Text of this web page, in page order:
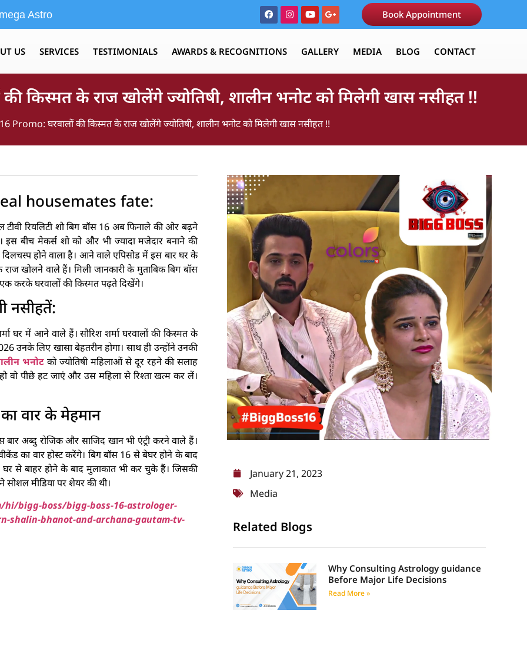
Astro Book Appointment
US SERVICES TESTIMONIALS AWARDS & RECOGNITIONS GALLERY MEDIA BLOG CONTACT
किस्मत के राज खोलेंगे ज्योतिषी, शालीन भनोट को मिलेगी खास नसीहत !!
Promo: घरवालों की किस्मत के राज खोलेंगे ज्योतिषी, शालीन भनोट को मिलेगी खास नसीहत !!
housemates fate:
टीवी रियलिटी शो बिग बॉस 16 अब फिनाले की ओर बढ़ने
बीच मेकर्स शो को और भी ज्यादा मजेदार बनाने की
होने वाला है। आने वाले एपिसोड में इस बार घर के
खोलने वाले हैं। मिली जानकारी के मुताबिक बिग बॉस
एक करके घरवालों की किस्मत पढ़ते दिखेंगे।
नसीहतें:
घर में आने वाले हैं। सौरिश शर्मा घरवालों की किस्मत के
उनके लिए खासा बेहतरीन होगा। साथ ही उन्होंने उनकी
भनोट को ज्योतिषी महिलाओं से दूर रहने की सलाह
वो पीछे हट जाएं और उस महिला से रिश्ता खत्म कर लें।
वार के मेहमान
अब्दु रोजिक और साजिद खान भी एंट्री करने वाले हैं।
का वार होस्ट करेंगे। बिग बॉस 16 से बेघर होने के बाद
घर से बाहर होने के बाद मुलाकात भी कर चुके हैं। जिसकी
सोशल मीडिया पर शेयर की थी।
bigg-boss/bigg-boss-16-astrologer-
shalin-bhanot-and-archana-gautam-tv-
January 21, 2023
Media
Related Blogs
Why Consulting Astrology guidance
Before Major Life Decisions
Read More »